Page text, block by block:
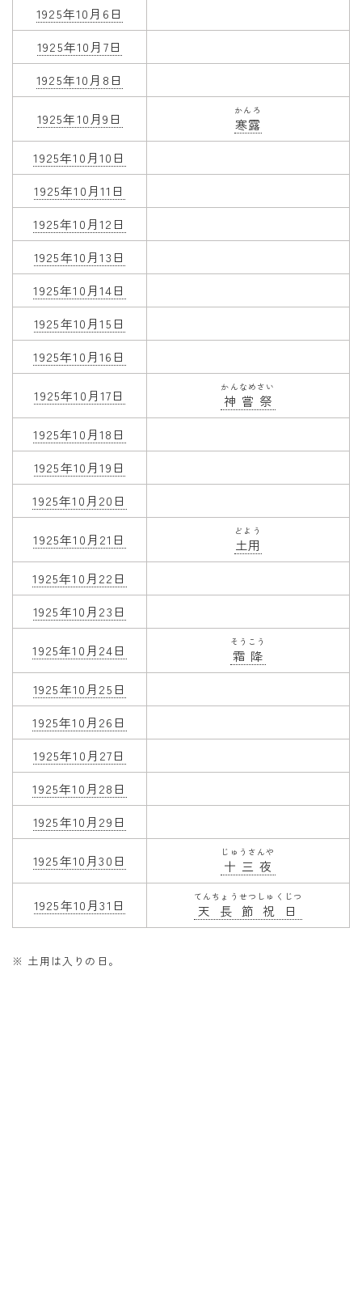
紋切り遊び
折り紙・切り紙
1925年10月6日
1925年10月7日
1925年10月8日
1925年10月9日 寒露
かんろ
1925年10月10日
1925年10月11日
1925年10月12日
1925年10月13日
1925年10月14日
1925年10月15日
1925年10月16日
1925年10月17日 神嘗祭
かんなめさい
1925年10月18日
1925年10月19日
1925年10月20日
1925年10月21日 土用
どよう
1925年10月22日
1925年10月23日
1925年10月24日 霜降
そうこう
1925年10月25日
1925年10月26日
1925年10月27日
1925年10月28日
1925年10月29日
1925年10月30日 十三夜
じゅうさんや
1925年10月31日 天長節祝日
てんちょうせつしゅくじつ
※ 土用は入りの日。